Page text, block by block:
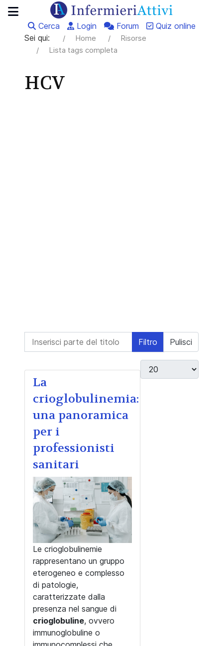
Cerca Login Forum
Quiz online
Sei qui:
Home
Risorse
Lista tags completa
HCV
Inserisci parte del titolo Filtro Pulisci
Visualizza #
La
crioglobulinemia:
una panoramica
per i
professionisti
sanitari
Le crioglobulinemie
rappresentano un gruppo
eterogeneo e complesso
di patologie,
caratterizzate dalla
presenza nel sangue di
crioglobuline, ovvero
immunoglobuline o